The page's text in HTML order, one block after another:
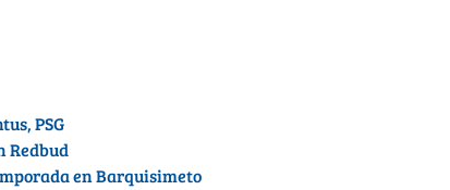
,PSG
Redbud
en Barquisimeto